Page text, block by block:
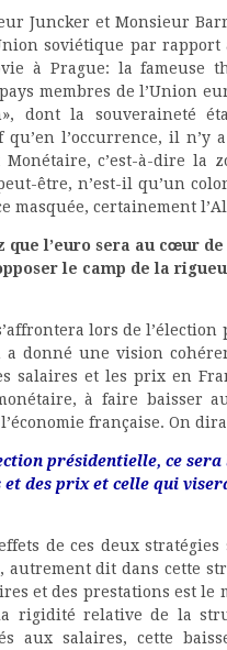
Juncker et Monsieur
soviétique par
à Prague: la fameuse
membres de l’Union
dont la souveraineté
qu’en l’occurrence, il n’y
Monétaire, c’est-à-dire la
être, n’est-il qu’un
masquée, certainement
que l’euro sera au cœur
le camp de la
lors de
a donné une vision
salaires et les prix en
à faire baisser
française. On
présidentielle, ce
et des prix et celle qui
de ces deux
autrement dit dans cette
et des prestations est
rigidité relative de la
aux salaires, cette